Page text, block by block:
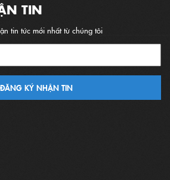
TIN
tin tức mới nhất từ chúng tôi
ĐĂNG KÝ NHẬN TIN